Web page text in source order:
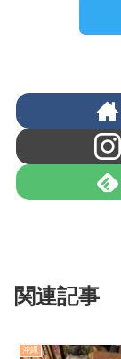
関連記事
沖縄